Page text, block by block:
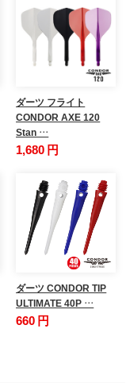
ダーツ フライト
CONDOR AXE 120
Stan …
1,680 円
ダーツ CONDOR TIP
ULTIMATE 40P …
660 円